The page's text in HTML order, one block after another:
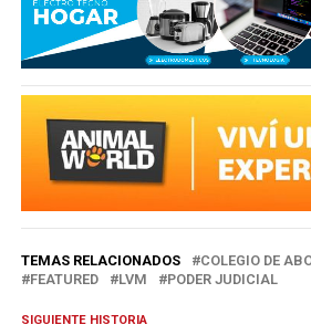
TEMAS RELACIONADOS
COLEGIO DE
FEATURED
LVM PODER JUDICIAL
SIGUIENTE HISTORIA